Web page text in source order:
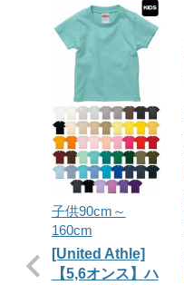
子供90cm～
160cm
[United Athle]
【5,6オンス】ハ